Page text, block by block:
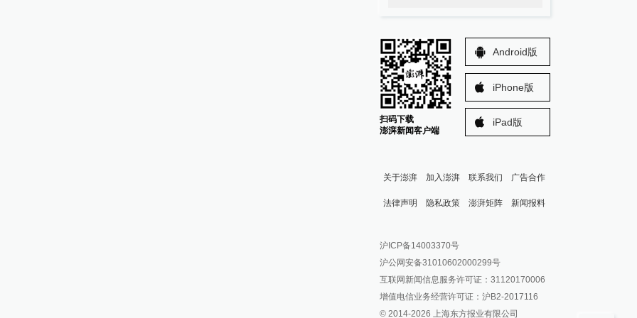
扫码下载
澎湃新闻客户端
Android版
iPhone版
iPad版
关于澎湃 加入澎湃 联系我们 广告合作
法律声明 隐私政策 澎湃矩阵
澎湃新闻公众号
澎湃新闻抖音号
派生万物开放平台
IP SHANGHAI
新闻报料
报料邮箱: news@thepaper.cn
沪ICP备14003370号
沪公网安备31010602000299号
互联网新闻信息服务许可证：31120170006
增值电信业务经营许可证：沪B2-2017116
© 2014-2026 上海东方报业有限公司